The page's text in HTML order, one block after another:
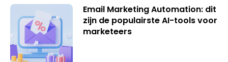
Email Marketing Automation: dit
zijn de populairste AI-tools voor
marketeers